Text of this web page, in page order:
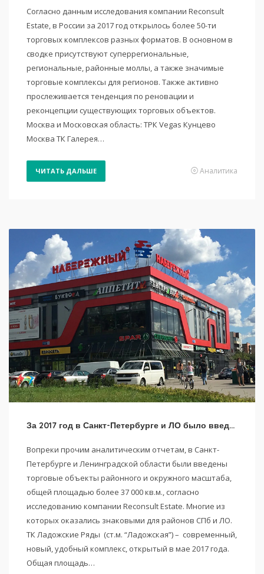
Согласно данным исследования компании Reconsult
Estate, в России за 2017 год открылось более 50-ти
торговых комплексов разных форматов. В основном в
сводке присутствуют суперрегиональные,
региональные, районные моллы, а также значимые
торговые комплексы для регионов. Также активно
прослеживается тенденция по реновации и
реконцепции существующих торговых объектов.
Москва и Московская область: ТРК Vegas Кунцево
Москва ТК Галерея…
ЧИТАТЬ ДАЛЬШЕ Аналитика
За 2017 год в Санкт-Петербурге и ЛО было введено 5 торговых комплексов
Вопреки прочим аналитическим отчетам, в Санкт-
Петербурге и Ленинградской области были введены
торговые объекты районного и окружного масштаба,
общей площадью более 37 000 кв.м., согласно
исследованию компании Reconsult Estate. Многие из
которых оказались знаковыми для районов СПб и ЛО.
ТК Ладожские Ряды (ст.м. “Ладожская”) – современный,
новый, удобный комплекс, открытый в мае 2017 года.
Общая площадь…